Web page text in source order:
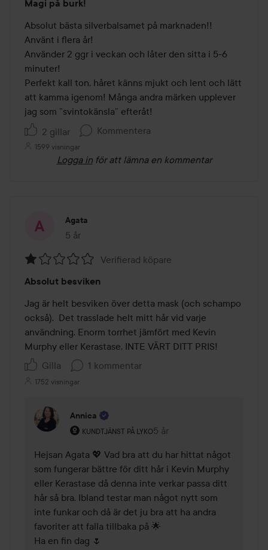
5
av
5
Magi på burk!
Absolut bästa silverbalsamet på marknaden!!
Använt i flera år!
Använder 2 ggr i veckan och låter den sitta i 5-6
minuter!
Perfekt kall ton, håret känns mjukt och lent och lätt
att kamma igenom! Många andra märken upplever
jag som ”svintokänsla” efteråt!
2 gillar
Kommentera
1599 visningar
Logga in för att lämna en kommentar
Agata
5 år
Inlägget skapades 5 år
1
av
5
Verifierad köpare
Absolut besviken
Jag är helt besviken över detta mask (och schampo
också).  Det trasslade helt mitt hår vid varje
användning. Enorm torrhet jämfört med Kevin
Murphy eller Kerastase. INTE VÄRT DITT PRIS!
Gilla
1 kommentar
1752 visningar
Annica
KUNDTJÄNST PÅ LYKO
Användarens roll: Kundtjänst på Lyko.
5 år
Kommentaren lades 5 år
Hejsan Agata 💖 Vad bra att du har hittat något
som fungerar bättre för ditt hår i Kevin Murphy
eller Kerastase då denna inte verkar passa ditt
hår så bra. Ibland testar man något nytt som
inte funkar och då är det ju bra att ha andra
favoriter att falla tillbaka på 🌟
Ha en fin dag 🌷